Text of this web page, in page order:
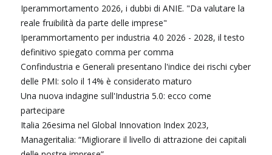
Iperammortamento 2026, i dubbi di ANIE. "Da valutare la
reale fruibilità da parte delle imprese"
Iperammortamento per industria 4.0 2026 - 2028, il testo
definitivo spiegato comma per comma
Confindustria e Generali presentano l'indice dei rischi cyber
delle PMI: solo il 14% è considerato maturo
Una nuova indagine sull'Industria 5.0: ecco come
partecipare
Italia 26esima nel Global Innovation Index 2023,
Manageritalia: “Migliorare il livello di attrazione dei capitali